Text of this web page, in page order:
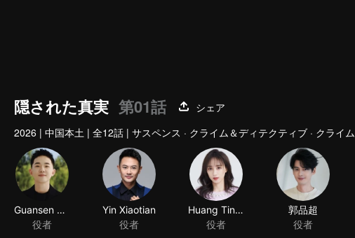
隠された真実 第01話
シェア
2026 | 中国本土 | 全12話 | サスペンス · クライム＆ディテクティブ · クライム
Guansen Ding
役者
Yin Xiaotian
役者
Huang Tingting
役者
郭品超
役者